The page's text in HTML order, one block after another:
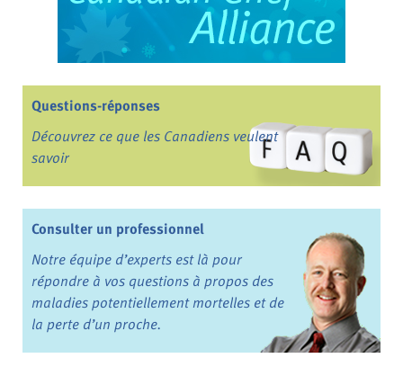
Questions-réponses
Découvrez ce que les Canadiens veulent
savoir
Consulter un professionnel
Notre équipe d’experts est là pour
répondre à vos questions à propos des
maladies potentiellement mortelles et de
la perte d’un proche.